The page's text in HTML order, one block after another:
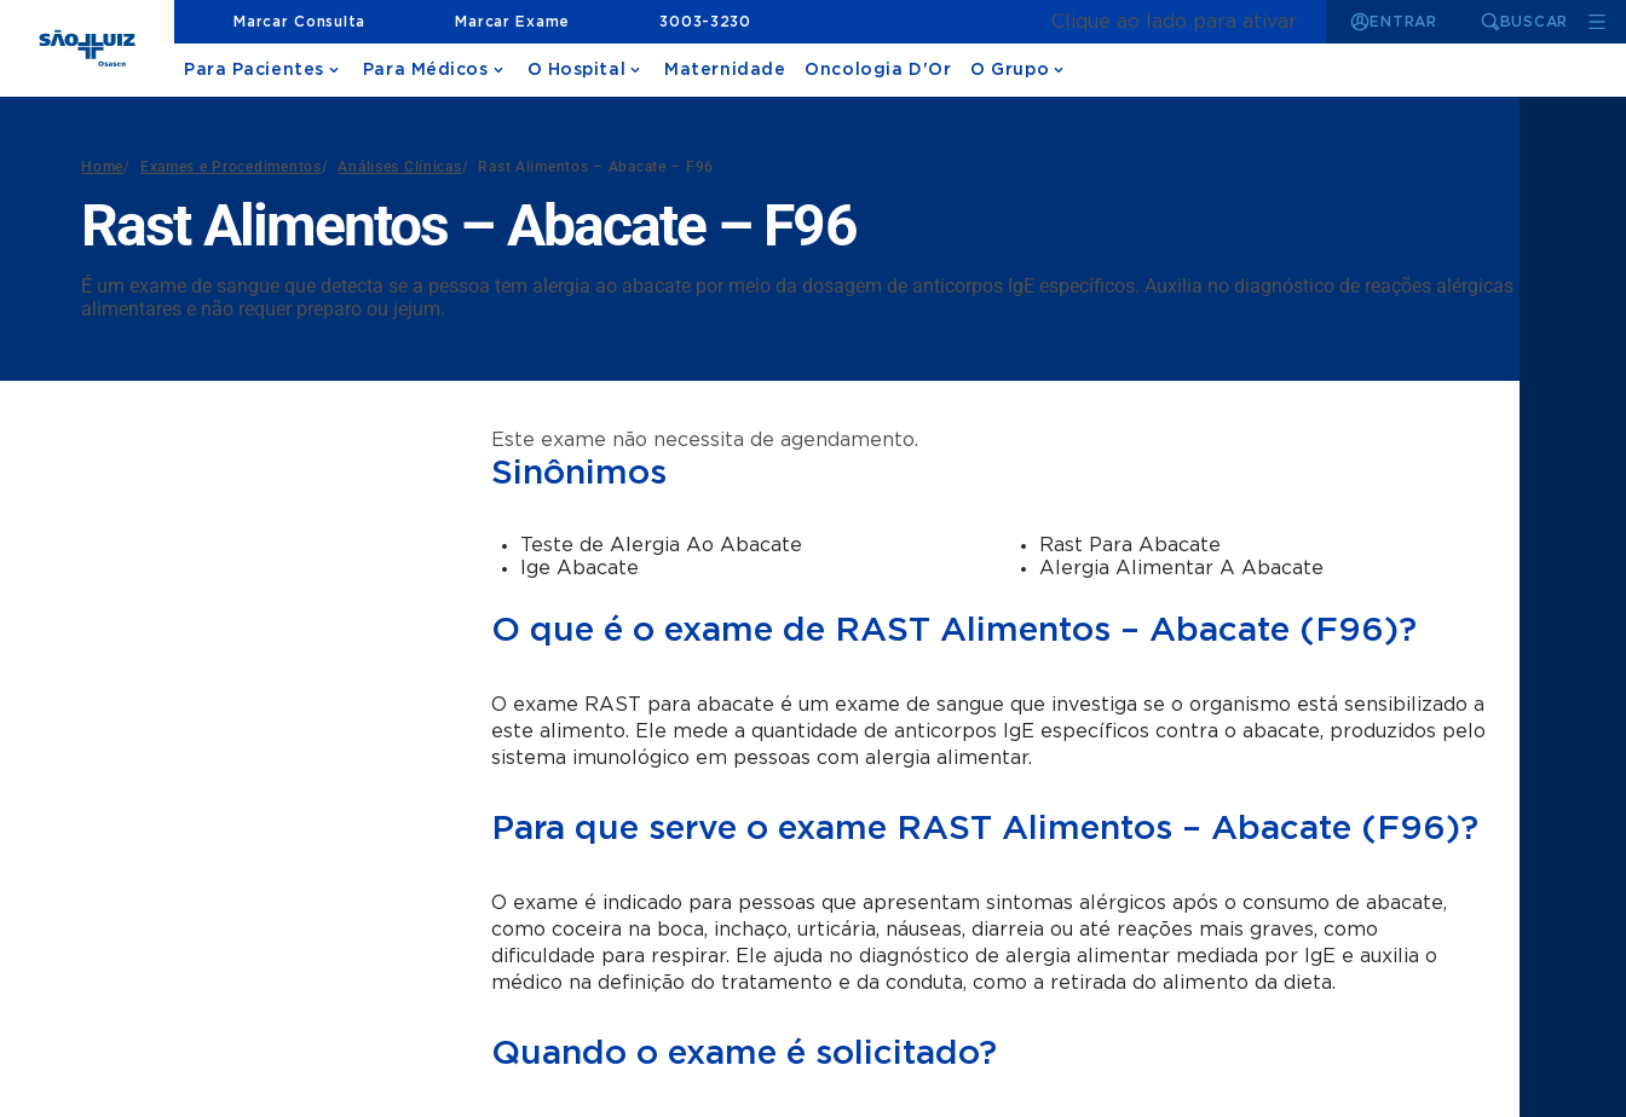
Marcar Consulta Marcar Exame 3003-3230 Clique ao lado para ativar ENTRAR BUSCAR
Para Pacientes Para Médicos O Hospital Maternidade Oncologia D'Or O Grupo
Home/ Exames e Procedimentos/ Análises Clínicas/ Rast Alimentos – Abacate – F96
Rast Alimentos – Abacate – F96
É um exame de sangue que detecta se a pessoa tem alergia ao abacate por meio da dosagem de anticorpos IgE específicos. Auxilia no diagnóstico de reações alérgicas
alimentares e não requer preparo ou jejum.
Este exame não necessita de agendamento.
Sinônimos
Teste de Alergia Ao Abacate
Ige Abacate
Rast Para Abacate
Alergia Alimentar A Abacate
O que é o exame de RAST Alimentos – Abacate (F96)?
O exame RAST para abacate é um exame de sangue que investiga se o organismo está sensibilizado a
este alimento. Ele mede a quantidade de anticorpos IgE específicos contra o abacate, produzidos pelo
sistema imunológico em pessoas com alergia alimentar.
Para que serve o exame RAST Alimentos – Abacate (F96)?
O exame é indicado para pessoas que apresentam sintomas alérgicos após o consumo de abacate,
como coceira na boca, inchaço, urticária, náuseas, diarreia ou até reações mais graves, como
dificuldade para respirar. Ele ajuda no diagnóstico de alergia alimentar mediada por IgE e auxilia o
médico na definição do tratamento e da conduta, como a retirada do alimento da dieta.
Quando o exame é solicitado?